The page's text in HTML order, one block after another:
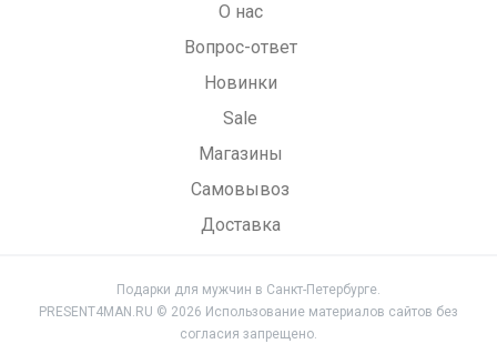
О нас
Вопрос-ответ
Новинки
Sale
Магазины
Самовывоз
Доставка
Подарки для мужчин в Санкт-Петербурге.
PRESENT4MAN.RU © 2026 Использование материалов сайтов без
согласия запрещено.